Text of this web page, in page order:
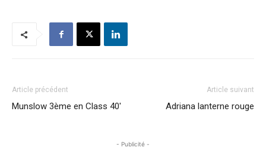
Article précédent
Munslow 3ème en Class 40′
Article suivant
Adriana lanterne rouge
- Publicité -